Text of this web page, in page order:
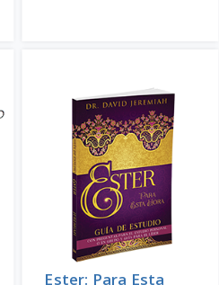
Ester: Para Esta